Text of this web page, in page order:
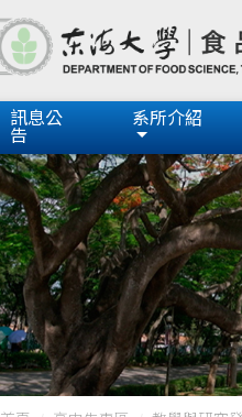
訊息公
告
系所介紹